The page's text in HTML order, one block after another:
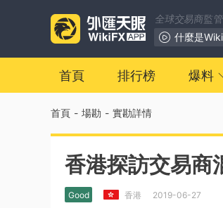
全球交易商監
什麼是
首頁 排行榜 爆料
首頁 - 場勘 - 實勘詳情
香港探訪交易商
Good 香港 2019-06-27